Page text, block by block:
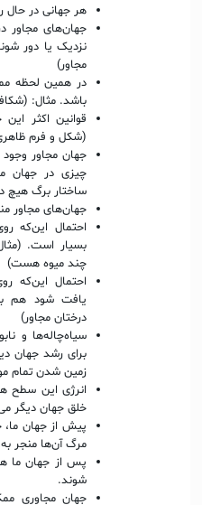
هر جهانی در حال
جهان‌های مجاور
نزدیک یا دور
مجاور)
در همین لحظه
باشد. مثال:‌
قوانین اکثر
(شکل و فرم
جهان مجاور وجود
چیزی در جهان
ساختار برگ
جهان‌های مجاور
احتمال این‌که
بسیار است.
چند میوه هست)
احتمال این‌که
یافت شود هم
درختان مجاور)
سیاه‌چاله‌ها و
برای رشد جهان
زمین شدن تمام
انرژی این سطح
خلق جهان دیگر
پیش از جهان
مرگ آن‌ها منجر
پس از جهان ما
شوند.
جهان مجاوری